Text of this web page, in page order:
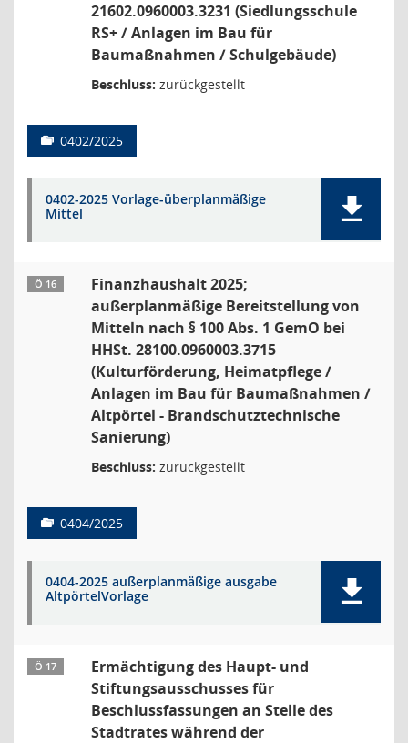
21602.0960003.3231 (Siedlungsschule
RS+ / Anlagen im Bau für
Baumaßnahmen / Schulgebäude)
Beschluss: zurückgestellt
0402/2025
0402-2025 Vorlage-überplanmäßige
Mittel
Ö 16
Finanzhaushalt 2025;
außerplanmäßige Bereitstellung von
Mitteln nach § 100 Abs. 1 GemO bei
HHSt. 28100.0960003.3715
(Kulturförderung, Heimatpflege /
Anlagen im Bau für Baumaßnahmen /
Altpörtel - Brandschutztechnische
Sanierung)
Beschluss: zurückgestellt
0404/2025
0404-2025 außerplanmäßige ausgabe
AltpörtelVorlage
Ö 17
Ermächtigung des Haupt- und
Stiftungsausschusses für
Beschlussfassungen an Stelle des
Stadtrates während der